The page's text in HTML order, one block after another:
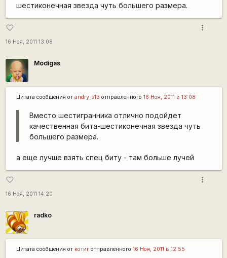
шестиконечная звезда чуть большего размера.
favorite_border
16 Ноя, 2011 13:08
more_vert
Modigas
Цитата сообщения от andry_s13 отправленного 16 Ноя, 2011 в 13:08
Вместо шестигранника отлично подойдет
качественная бита-шестиконечная звезда чуть
большего размера.
а еще лучше взять спец биту - там больше лучей
favorite_border
16 Ноя, 2011 14:20
more_vert
radko
Цитата сообщения от котиготправленного 16 Ноя, 2011 в 12:55